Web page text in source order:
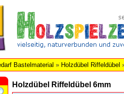
Bastelmaterial » Holzdübel Riffeldübel
Holzdübel Riffeldübel 6mm